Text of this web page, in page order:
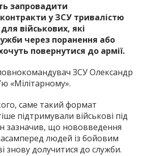
запровадити
у ЗСУ тривалістю
військових, які
через поранення або
повернутися до армії.
ЗСУ Олександр
«Мілітарному».
саме такий формат
підтримували військові під
зазначив, що нововведення
людей із бойовим
знову долучитися до служби.